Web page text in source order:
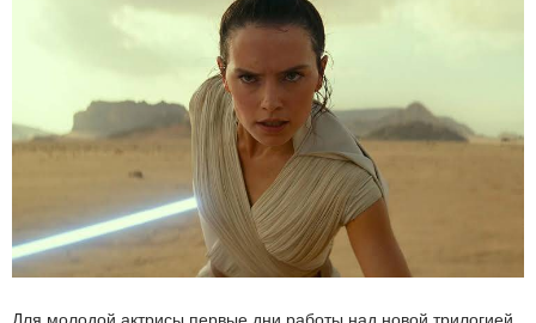
Для молодой актрисы первые дни работы над новой трилогией